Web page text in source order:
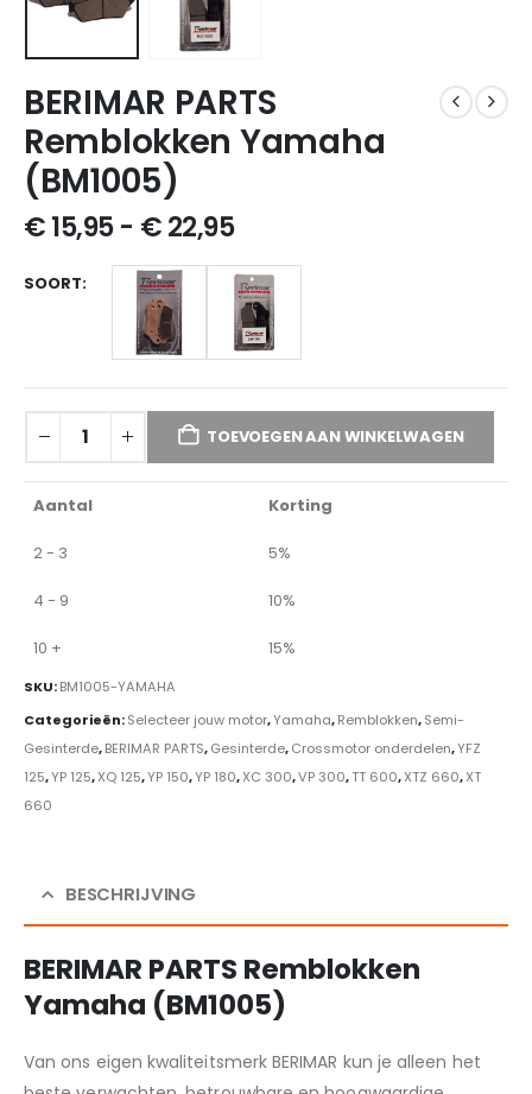
BERIMAR PARTS
Remblokken Yamaha
(BM1005)
€15,95- €22,95
SOORT
TOEVOEGEN AAN WINKELWAGEN
Aantal Korting
2 - 3 5%
4 - 9 10%
10 + 15%
SKU:BM1005-YAMAHA
Categorieën:Selecteer jouw motor,Yamaha,Remblokken,Semi-
Gesinterde,BERIMAR PARTS,Gesinterde,Crossmotor onderdelen,YFZ
125,YP 125,XQ 125,YP 150,YP 180,XC 300,VP 300,TT 600,XTZ 660,XT
660
BESCHRIJVING
BERIMAR PARTS Remblokken
Yamaha (BM1005)
Van ons eigen kwaliteitsmerk BERIMAR kun je alleen het